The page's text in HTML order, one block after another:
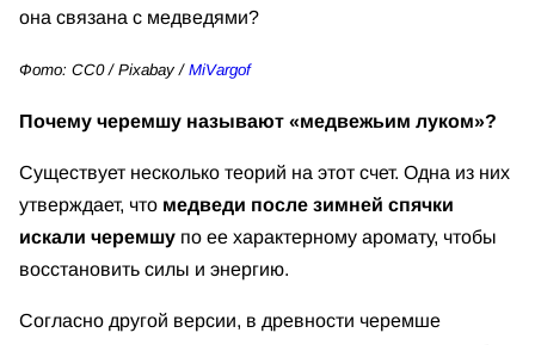
она связана с медведями?
Фото: CC0 / Pixabay / MiVargof
Почему черемшу называют «медвежьим луком»?
Существует несколько теорий на этот счет. Одна из них
утверждает, что медведи после зимней спячки
искали черемшу по ее характерному аромату, чтобы
восстановить силы и энергию.
Согласно другой версии, в древности черемше